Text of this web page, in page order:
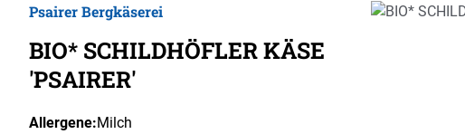
Psairer Bergkäserei
BIO* SCHILDHÖFLER KÄSE
'PSAIRER'
Allergene:Milch
Bildergalerie